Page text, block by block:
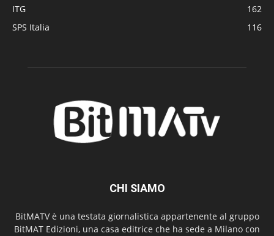
ITG
162
SPS Italia
116
CHI SIAMO
BitMATV è una testata giornalistica appartenente al gruppo
BitMAT Edizioni, una casa editrice che ha sede a Milano con